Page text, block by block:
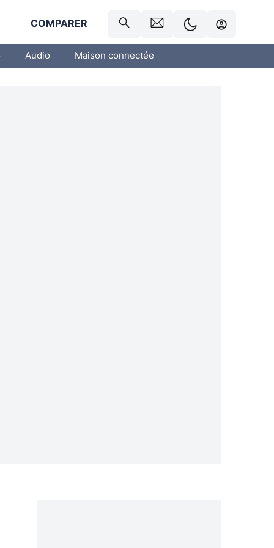
COMPARER
Audio Maison connectée